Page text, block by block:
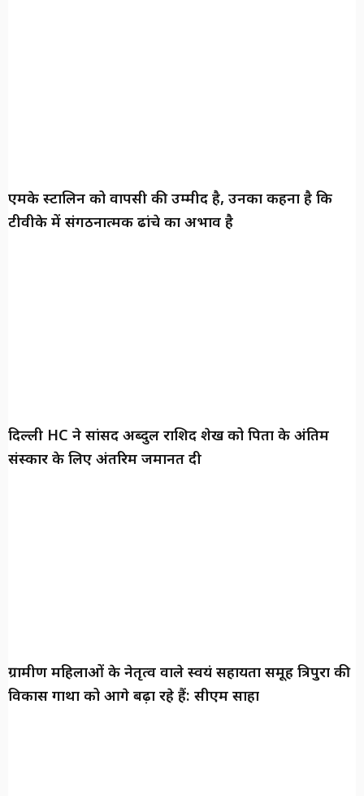
एमके स्टालिन को वापसी की उम्मीद है, उनका कहना है कि
टीवीके में संगठनात्मक ढांचे का अभाव है
दिल्ली HC ने सांसद अब्दुल राशिद शेख को पिता के अंतिम
संस्कार के लिए अंतरिम जमानत दी
ग्रामीण महिलाओं के नेतृत्व वाले स्वयं सहायता समूह त्रिपुरा की
विकास गाथा को आगे बढ़ा रहे हैं: सीएम साहा